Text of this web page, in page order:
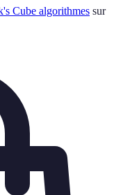
Cube algorithmes sur